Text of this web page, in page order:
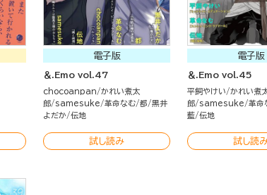
電子版
＆.Emo vol.47
chocoanpan
かれい煮太
郎
samesuke 革命なむ 都
黒井
よだか
伝地
試し読み
電子版
＆.Emo vol.45
平飼やけい
かれい煮
郎
samesuke 革命
藍 伝地
試し読